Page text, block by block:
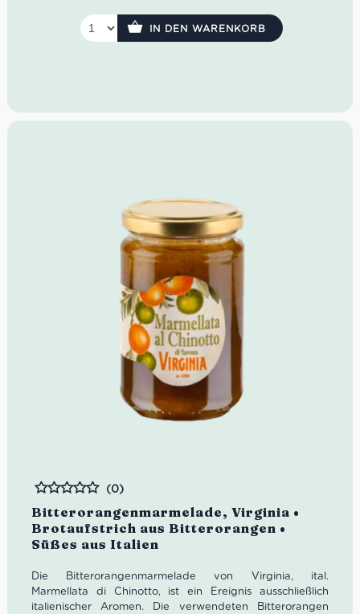
IN DEN WARENKORB
Bitterorangenmarmelade, Virginia •
Brotaufstrich aus Bitterorangen •
Süßes aus Italien
Bewertet
(0)
Die Bitterorangenmarmelade von Virginia, ital.
Marmellata di Chinotto, ist ein Ereignis ausschließlich
italienischer Aromen. Die verwendeten Bitterorangen